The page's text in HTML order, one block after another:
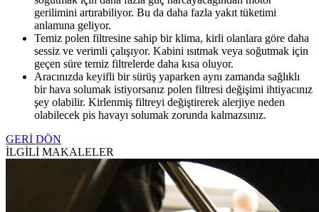
gerilimini artırabiliyor. Bu da daha fazla yakıt tüketimi
anlamına geliyor.
Temiz polen filtresine sahip bir klima, kirli olanlara göre daha
sessiz ve verimli çalışıyor. Kabini ısıtmak veya soğutmak için
geçen süre temiz filtrelerde daha kısa oluyor.
Aracınızda keyifli bir sürüş yaparken aynı zamanda sağlıklı
bir hava solumak istiyorsanız polen filtresi değişimi ihtiyacınız
şey olabilir. Kirlenmiş filtreyi değiştirerek alerjiye neden
olabilecek pis havayı solumak zorunda kalmazsınız.
GERİ DÖN
İLGİLİ MAKALELER